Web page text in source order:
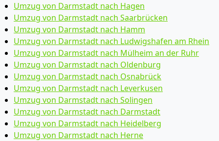
Umzug von Darmstadt nach Hagen
Umzug von Darmstadt nach Saarbrücken
Umzug von Darmstadt nach Hamm
Umzug von Darmstadt nach Ludwigshafen am Rhein
Umzug von Darmstadt nach Mülheim an der Ruhr
Umzug von Darmstadt nach Oldenburg
Umzug von Darmstadt nach Osnabrück
Umzug von Darmstadt nach Leverkusen
Umzug von Darmstadt nach Solingen
Umzug von Darmstadt nach Darmstadt
Umzug von Darmstadt nach Heidelberg
Umzug von Darmstadt nach Herne